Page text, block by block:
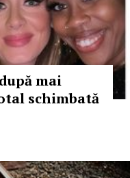
mai
schimbată